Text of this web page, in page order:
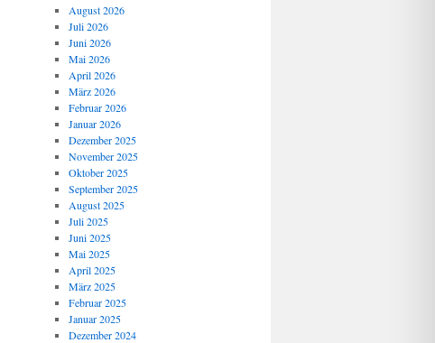
August 2026
Juli 2026
Juni 2026
Mai 2026
April 2026
März 2026
Februar 2026
Januar 2026
Dezember 2025
November 2025
Oktober 2025
September 2025
August 2025
Juli 2025
Juni 2025
Mai 2025
April 2025
März 2025
Februar 2025
Januar 2025
Dezember 2024